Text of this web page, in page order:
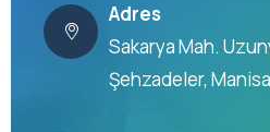
Adres
Sakarya Mah.
Şehzadeler,